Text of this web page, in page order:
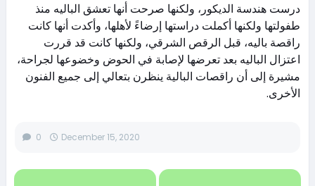
درست هندسة الديكور، ولكنها صرحت أنها تعشق الباليه منذ
طفولتها ولكنها أكملت دراستها إرضاءً لأهلها، وأكدت أنها كانت
راقصة باليه، قبل الرقص الشرقي، ولكنها كانت قد قررت
اعتزال الباليه بعد تعرضها لإصابة في الحوض وخضوعها لجراحة،
مشيرة إلى أن راقصات البالية ينظرن بتعالي إلى جميع الفنون
الأخرى.
0 December 15, 2020